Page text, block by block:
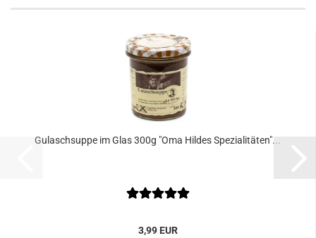
Gulaschsuppe im Glas 300g "Oma Hildes Spezialitäten"...
3,99 EUR